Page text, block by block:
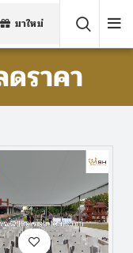
มาใหม่
ราคา